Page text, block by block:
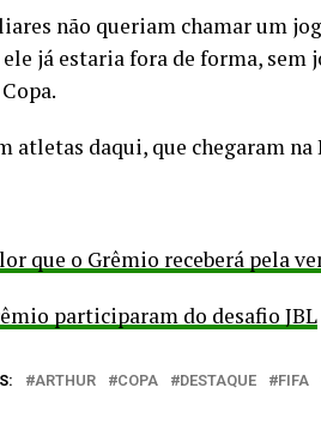
não queriam chamar um
já estaria fora de forma, sem
atletas daqui, que chegaram
que o Grêmio receberá pela
participaram do desafio JBL
ARTHUR COPA DESTAQUE FIFA